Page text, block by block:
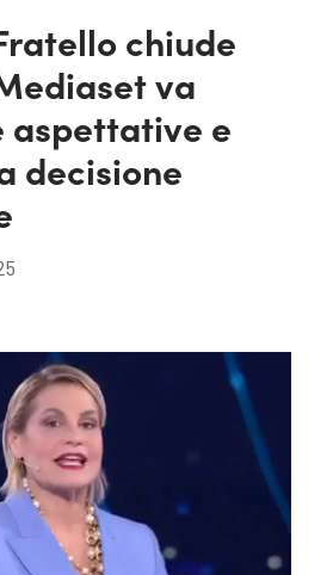
chiude
va
aspettative e
decisione